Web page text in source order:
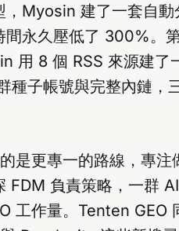
，Myosin 建了一套自
間永久壓低了 300%。
用 8 個 RSS 來源建了
種子帳號與完整內鏈，
是更專一的路線，專
FDM 負責策略，一群
工作量。Tenten GEO